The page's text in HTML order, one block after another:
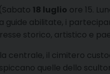
18 luglio ore 15.
guide abilitate, i
storico, artistico e
centrale, il cimitero
quelle dello